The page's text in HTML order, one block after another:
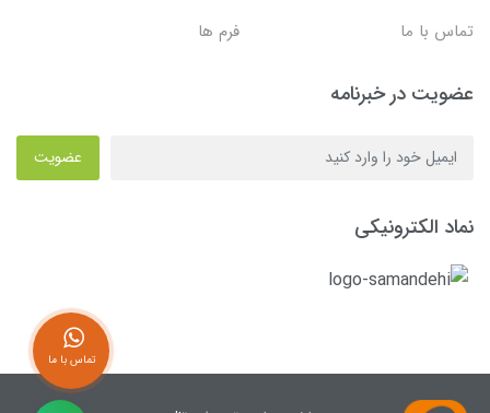
تماس با ما
فرم ها
عضویت در خبرنامه
عضویت
نماد الکترونیکی
تماس با ما